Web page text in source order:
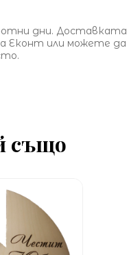
дни. Доставката
Еконт или можете да
също